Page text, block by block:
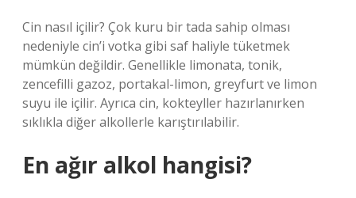
Cin nasıl içilir? Çok kuru bir tada sahip olması
nedeniyle cin’i votka gibi saf haliyle tüketmek
mümkün değildir. Genellikle limonata, tonik,
zencefilli gazoz, portakal-limon, greyfurt ve limon
suyu ile içilir. Ayrıca cin, kokteyller hazırlanırken
sıklıkla diğer alkollerle karıştırılabilir.
En ağır alkol hangisi?